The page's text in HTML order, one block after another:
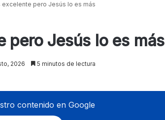
excelente pero Jesús lo es más
pero Jesús lo es más
2026 5 minutos de lectura
contenido en Google